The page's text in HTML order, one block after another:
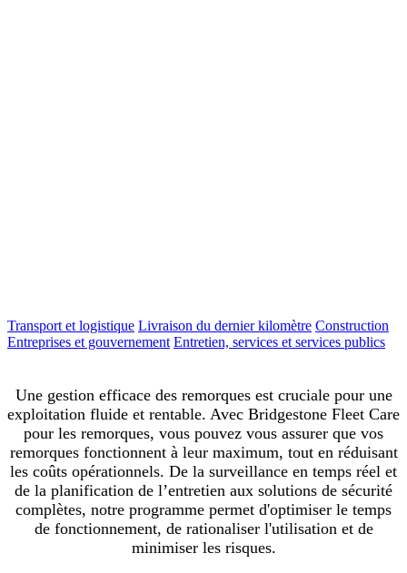
Transport et logistique Livraison du dernier kilomètre Construction
Entreprises et gouvernement Entretien, services et services publics
Une gestion efficace des remorques est cruciale pour une
exploitation fluide et rentable. Avec Bridgestone Fleet Care
pour les remorques, vous pouvez vous assurer que vos
remorques fonctionnent à leur maximum, tout en réduisant
les coûts opérationnels. De la surveillance en temps réel et
de la planification de l’entretien aux solutions de sécurité
complètes, notre programme permet d'optimiser le temps
de fonctionnement, de rationaliser l'utilisation et de
minimiser les risques.